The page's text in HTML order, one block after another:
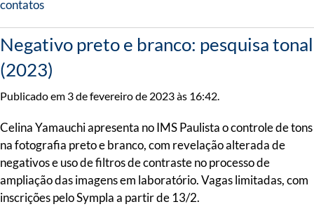
contatos
Negativo preto e branco: pesquisa tonal
(2023)
Publicado em 3 de fevereiro de 2023 às 16:42.
Celina Yamauchi apresenta no IMS Paulista o controle de tons
na fotografia preto e branco, com revelação alterada de
negativos e uso de filtros de contraste no processo de
ampliação das imagens em laboratório. Vagas limitadas, com
inscrições pelo Sympla a partir de 13/2.